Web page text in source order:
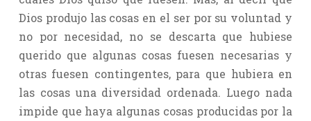
Dios produjo las cosas en el ser por su voluntad y
no por necesidad, no se descarta que hubiese
querido que algunas cosas fuesen necesarias y
otras fuesen contingentes, para que hubiera en
las cosas una diversidad ordenada. Luego nada
impide que haya algunas cosas producidas por la